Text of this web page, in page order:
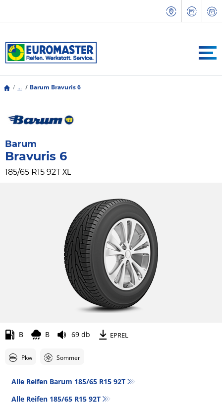
... Barum Bravuris 6
Barum
Bravuris 6
185/65 R15 92T XL
B B 69 db EPREL
Pkw Sommer
Alle Reifen Barum 185/65 R15 92T
Alle Reifen‎ 185/65 R15 92T